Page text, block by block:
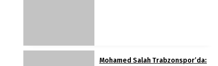
Mohamed Salah Trabzonspor’da: